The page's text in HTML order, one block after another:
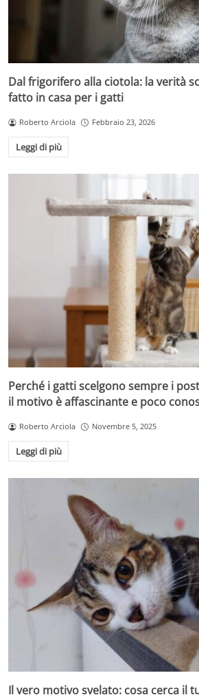
Dal frigorifero alla ciotola: la verità
fatto in casa per i gatti
Roberto Arciola Febbraio 23, 2026
Leggi di più
Perché i gatti scelgono sempre i
il motivo è affascinante e poco
Roberto Arciola Novembre 5, 2025
Leggi di più
Il vero motivo svelato: cosa cerca il